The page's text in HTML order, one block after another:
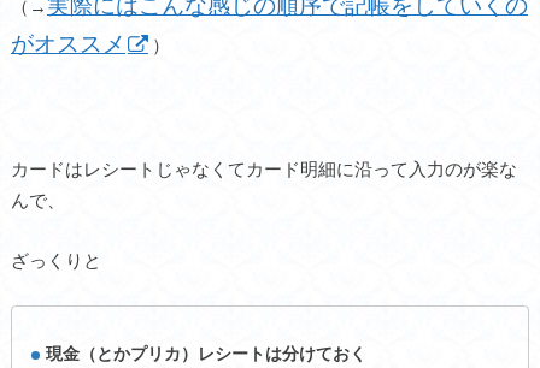
（→
がオススメ
）
カードはレシートじゃなくてカード明細に沿って入力のが楽な
んで、
ざっくりと
現金（とかプリカ）レシートは分けておく